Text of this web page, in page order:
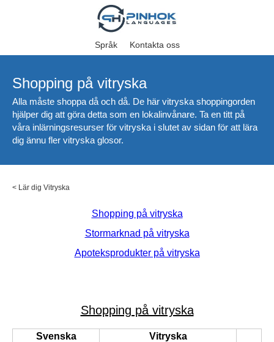
Språk Kontakta oss
Shopping på vitryska
Alla måste shoppa då och då. De här vitryska shoppingorden
hjälper dig att göra detta som en lokalinvånare. Ta en titt på
våra inlärningsresurser för vitryska i slutet av sidan för att lära
dig ännu fler vitryska glosor.
< Lär dig Vitryska
Shopping på vitryska
Stormarknad på vitryska
Apoteksprodukter på vitryska
Shopping på vitryska
Svenska
Vitryska